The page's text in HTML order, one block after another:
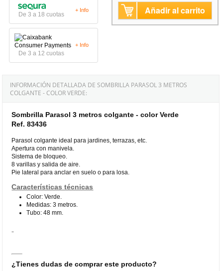
De 3 a 18 cuotas
+ Info
De 3 a 12 cuotas
+ Info
Añadir al carrito
INFORMACIÓN DETALLADA DE SOMBRILLA PARASOL 3 METROS
COLGANTE - COLOR VERDE:
Sombrilla Parasol 3 metros colgante - color Verde
Ref. 83436
Parasol colgante ideal para jardines, terrazas, etc.
Apertura con manivela.
Sistema de bloqueo.
8 varillas y salida de aire.
Pie lateral para anclar en suelo o para losa.
Características técnicas
Color: Verde.
Medidas: 3 metros.
Tubo: 48 mm.
¿Tienes dudas de comprar este producto?